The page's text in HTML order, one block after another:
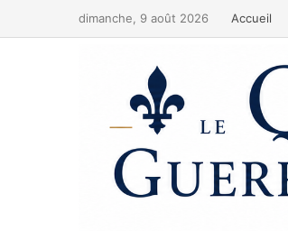
dimanche, 9 août 2026 Accueil